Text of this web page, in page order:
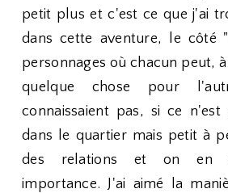
petit plus et c'est ce que j'ai
dans cette aventure, le côté
personnages où chacun peut,
quelque chose pour
connaissaient pas, si ce
dans le quartier mais petit à
des relations et on en
importance. J'ai aimé la